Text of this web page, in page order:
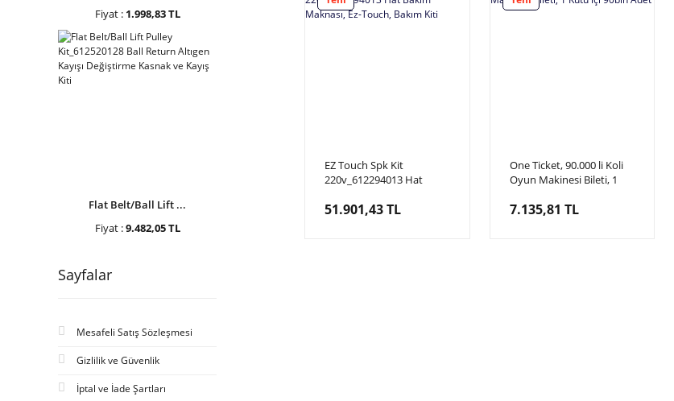
Fiyat : 1.998,83 TL
Flat Belt/Ball Lift ...
Fiyat :9.482,05 TL
Sayfalar
Mesafeli Satış Sözleşmesi
Gizlilik ve Güvenlik
İptal ve İade Şartları
EZ Touch Spk Kit
220v_612294013 Hat
Bakım Kiti
51.901,43 TL
One Ticket, 90.000 li Koli
Oyun Makinesi Bileti, 1
7.135,81 TL